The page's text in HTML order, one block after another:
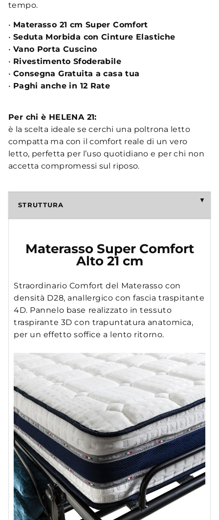
tempo.
• Materasso 21 cm Super Comfort
• Seduta Morbida con Cinture Elastiche
• Vano Porta Cuscino
• Rivestimento Sfoderabile
• Consegna Gratuita a casa tua
• Paghi anche in 12 Rate
Per chi è HELENA 21:
è la scelta ideale se cerchi una poltrona letto
compatta ma con il comfort reale di un vero
letto, perfetta per l’uso quotidiano e per chi non
accetta compromessi sul riposo.
STRUTTURA
Materasso Super Comfort
Alto 21 cm
Straordinario Comfort del Materasso con
densità D28, anallergico con fascia traspitante
4D. Pannelo base realizzato in tessuto
traspirante 3D con trapuntatura anatomica,
per un effetto soffice a lento ritorno.